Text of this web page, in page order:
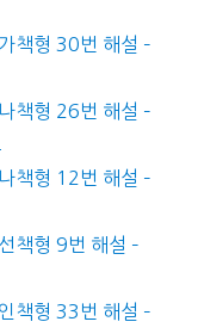
책형 30번 해설 –
책형 26번 해설 –
책형 12번 해설 –
책형 9번 해설 –
책형 33번 해설 –